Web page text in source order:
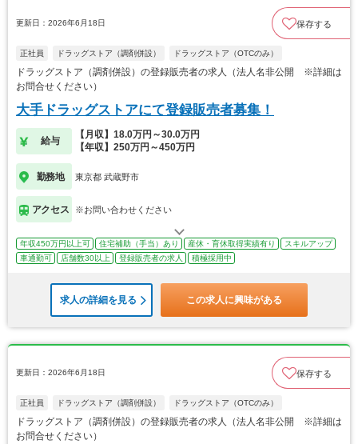
更新日：2026年6月18日 保存する
正社員 ドラッグストア（調剤併設） ドラッグストア（OTCのみ）
ドラッグストア（調剤併設）の登録販売者の求人（法人名非公開 ※詳細は
お問合せください）
大手ドラッグストアにて登録販売者募集！
給与
【月収】18.0万円～30.0万円
【年収】250万円～450万円
勤務地 東京都 武蔵野市
アクセス ※お問い合わせください
年収450万円以上可 住宅補助（手当）あり 産休・育休取得実績有り
スキルアップ
車通勤可
店舗数30以上 登録販売者の求人 積極採用中
求人の詳細を見る この求人に興味がある
更新日：2026年6月18日 保存する
正社員 ドラッグストア（調剤併設） ドラッグストア（OTCのみ）
ドラッグストア（調剤併設）の登録販売者の求人（法人名非公開 ※詳細は
お問合せください）